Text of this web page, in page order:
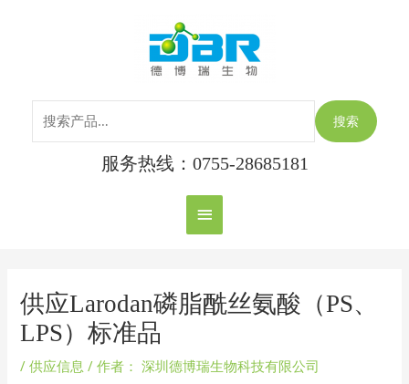
主
菜
单
搜索
服务热线：0755-28685181
供应Larodan磷脂酰丝氨酸（PS、
LPS）标准品
/供应信息 / 作者： 深圳德博瑞生物科技有限公司